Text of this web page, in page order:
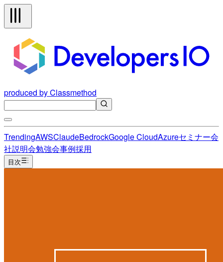
produced by Classmethod
TrendingAWSClaudeBedrockGoogle CloudAzureセミナー会
社説明会勉強会事例採用
目次